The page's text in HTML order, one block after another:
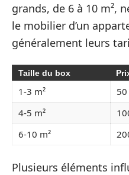
grands, de 6 à 10 m²,
le mobilier d’un
généralement leurs
Taille du box
1-3 m²
4-5 m²
6-10 m²
Plusieurs éléments